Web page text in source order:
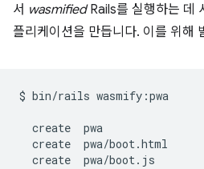
서 wasmifiedRails를 실행하는 데
플리케이션을 만듭니다. 이를 위해
$ bin/rails wasmify:pwa
create
create
create